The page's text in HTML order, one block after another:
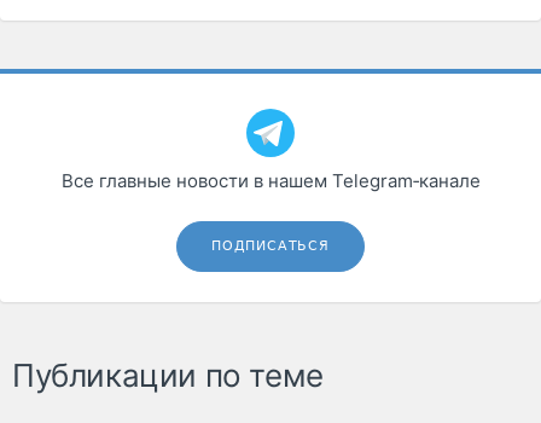
Все главные новости в нашем Telegram‑канале
ПОДПИСАТЬСЯ
Публикации по теме